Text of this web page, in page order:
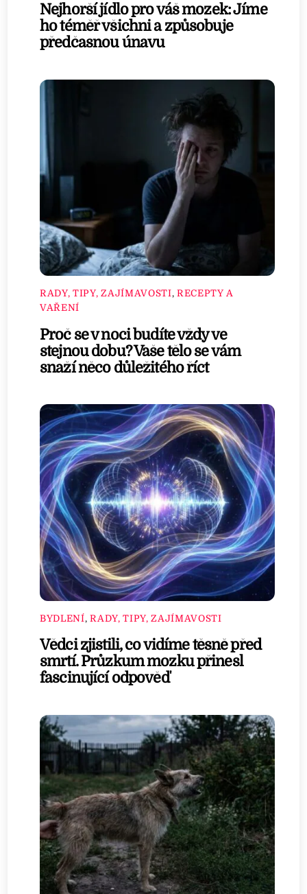
Nejhorší jídlo pro váš mozek: Jíme
ho téměř všichni a způsobuje
předčasnou únavu
RADY, TIPY, ZAJÍMAVOSTI, RECEPTY A
VAŘENÍ
Proč se v noci budíte vždy ve
stejnou dobu? Vaše tělo se vám
snaží něco důležitého říct
BYDLENÍ,RADY, TIPY, ZAJÍMAVOSTI
Vědci zjistili, co vidíme těsně před
smrtí. Průzkum mozku přinesl
fascinující odpověď